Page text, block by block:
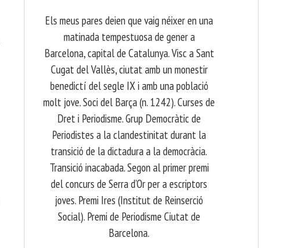
Els meus pares deien que vaig néixer en una
matinada tempestuosa de gener a
Barcelona, capital de Catalunya. Visc a Sant
Cugat del Vallès, ciutat amb un monestir
benedictí del segle IX i amb una població
molt jove. Soci del Barça (n. 1242). Curses de
Dret i Periodisme. Grup Democràtic de
Periodistes a la clandestinitat durant la
transició de la dictadura a la democràcia.
Transició inacabada. Segon al primer premi
del concurs de Serra d’Or per a escriptors
joves. Premi Ires (Institut de Reinserció
Social). Premi de Periodisme Ciutat de
Barcelona.